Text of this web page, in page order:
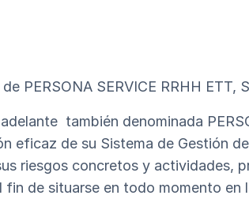
PERSONA SERVICE RRHH ETT,
también denominada
eficaz de su Sistema de Gestión
riesgos concretos y actividades,
de situarse en todo momento en